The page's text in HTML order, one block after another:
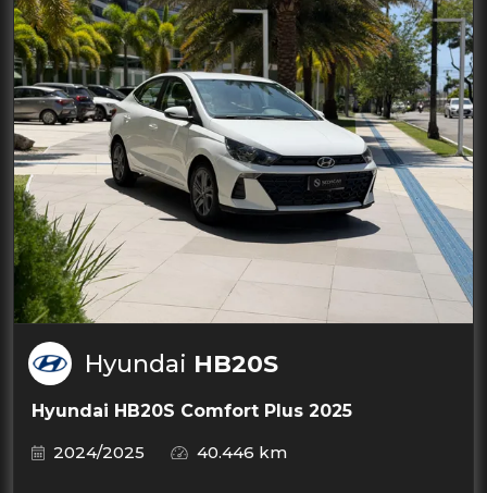
Hyundai HB20S
Hyundai HB20S Comfort Plus 2025
2024/2025
40.446 km